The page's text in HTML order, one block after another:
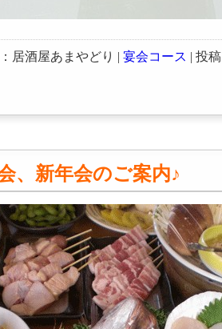
居酒屋あまやどり | 宴会コース | 投
、新年会のご案内♪